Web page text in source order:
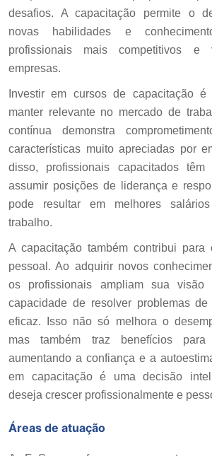
desafios. A capacitação permite o
novas habilidades e
profissionais mais competitivos e
empresas.
Investir em cursos de capacitação
manter relevante no mercado de
contínua demonstra
características muito apreciadas por
disso, profissionais capacitados
assumir posições de liderança e
pode resultar em melhores
trabalho.
A capacitação também contribui para
pessoal. Ao adquirir novos
os profissionais ampliam sua
capacidade de resolver problemas
eficaz. Isso não só melhora o
mas também traz benefícios
aumentando a confiança e a
em capacitação é uma decisão
deseja crescer profissionalmente e
Áreas de atuação